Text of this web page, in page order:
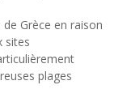
de Grèce en raison
sites
plages